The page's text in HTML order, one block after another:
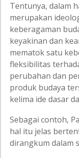
Tentunya, dalam
merupakan
keberagaman
keyakinan dan
mematok satu
fleksibilitas
perubahan dan
produk budaya
kelima ide dasar
Sebagai contoh,
hal itu jelas
dirangkum dalam